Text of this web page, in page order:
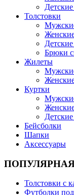
Толстовки
Брюки
Жилеты
Куртки
Бейсболки
Шапки
Аксессуары
Толстовки с
Футболки под